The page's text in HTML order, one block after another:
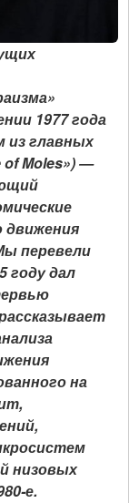
1977 года
из главных
of Moles») —
движения
перевели
году дал
на
низовых
е.